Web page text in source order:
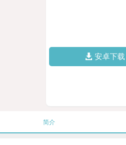
安卓下载
简介